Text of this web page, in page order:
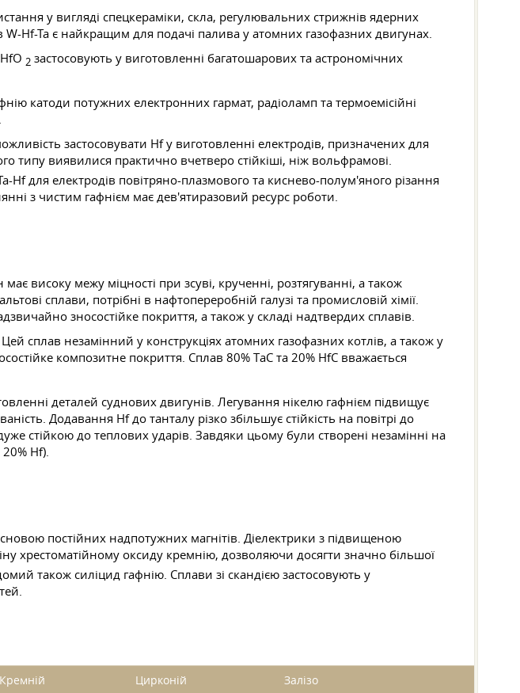
у вигляді спецкераміки, скла, регулювальних стрижнів ядерних
W-Hf-Ta є найкращим для подачі палива у атомних газофазних двигунах.
2 застосовують у виготовленні багатошарових та астрономічних
катоди потужних електронних гармат, радіоламп та термоемісійні
застосовувати Hf у виготовленні електродів, призначених для
типу виявилися практично вчетверо стійкіші, ніж вольфрамові.
для електродів повітряно-плазмового та киснево-полум'яного різання
з чистим гафнієм має дев'ятиразовий ресурс роботи.
високу межу міцності при зсуві, крученні, розтягуванні, а також
сплави, потрібні в нафтопереробній галузі та промисловій хімії.
зносостійке покриття, а також у складі надтвердих сплавів.
сплав незамінний у конструкціях атомних газофазних котлів, а також у
композитне покриття. Сплав 80% ТаС та 20% HfC вважається
деталей суднових двигунів. Легування нікелю гафнієм підвищує
Додавання Hf до танталу різко збільшує стійкість на повітрі до
стійкою до теплових ударів. Завдяки цьому були створені незамінні на
Hf).
постійних надпотужних магнітів. Діелектрики з підвищеною
хрестоматійному оксиду кремнію, дозволяючи досягти значно більшої
також силіцид гафнію. Сплави зі скандією застосовують у
Кремній Цирконій Залізо